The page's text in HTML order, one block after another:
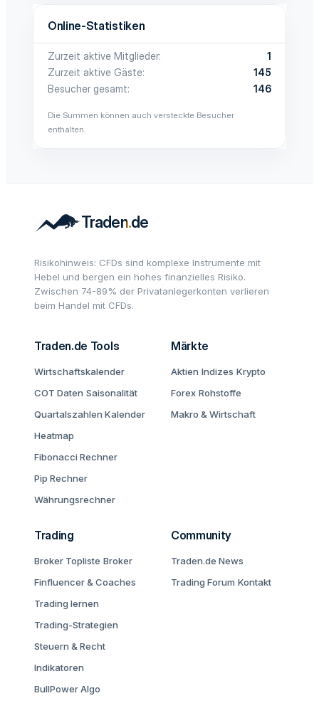
Online-Statistiken
Zurzeit aktive Mitglieder
1
Zurzeit aktive Gäste
145
Besucher gesamt
146
Die Summen können auch versteckte Besucher
enthalten.
Risikohinweis: CFDs sind komplexe Instrumente mit
Hebel und bergen ein hohes finanzielles Risiko.
Zwischen 74-89% der Privatanlegerkonten verlieren
beim Handel mit CFDs.
Traden.de Tools
Wirtschaftskalender
COT Daten Saisonalität
Quartalszahlen Kalender
Heatmap
Fibonacci Rechner
Pip Rechner
Währungsrechner
Märkte
Aktien Indizes Krypto
Forex Rohstoffe
Makro & Wirtschaft
Trading
Broker Topliste Broker
Finfluencer & Coaches
Trading lernen
Trading-Strategien
Steuern & Recht
Indikatoren
BullPower Algo
Community
Traden.de News
Trading Forum Kontakt